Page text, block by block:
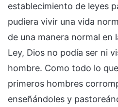
establecimiento de leyes
pudiera vivir una vida
de una manera normal en
Ley, Dios no podía ser ni
hombre. Como todo lo
primeros hombres
enseñándoles y